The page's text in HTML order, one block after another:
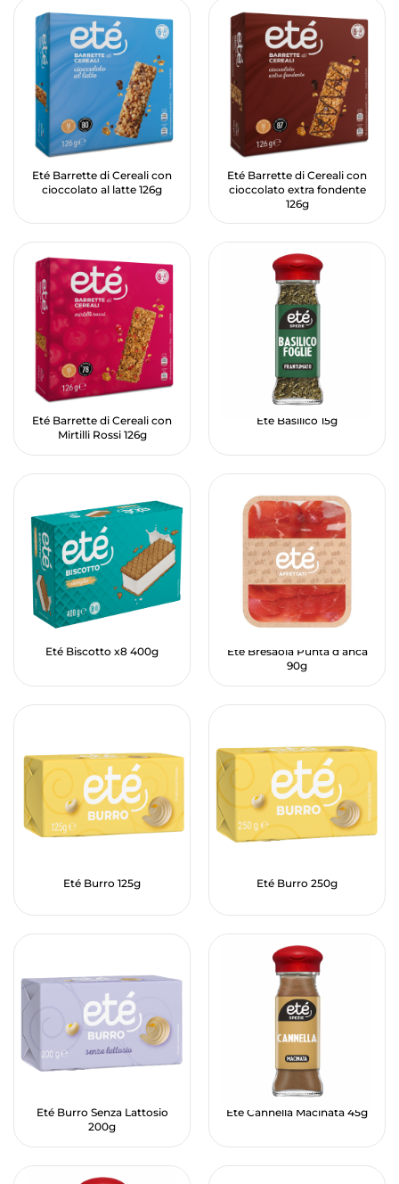
Eté Barrette di Cereali con
cioccolato al latte 126g
Eté Barrette di Cereali con
cioccolato extra fondente
126g
Eté Barrette di Cereali con
Mirtilli Rossi 126g
Eté Basilico 15g
Eté Biscotto x8 400g
Eté Bresaola Punta d’anca
90g
Eté Burro 125g Eté Burro 250g
Eté Burro Senza Lattosio
200g
Eté Cannella Macinata 45g